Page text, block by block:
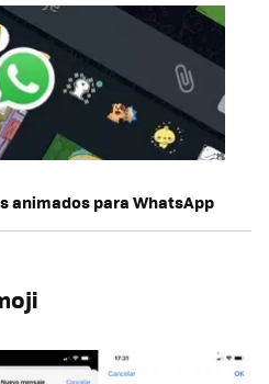
animados para WhatsApp